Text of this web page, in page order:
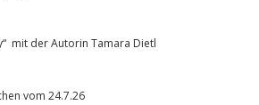
mit der Autorin Tamara Dietl
vom 24.7.26